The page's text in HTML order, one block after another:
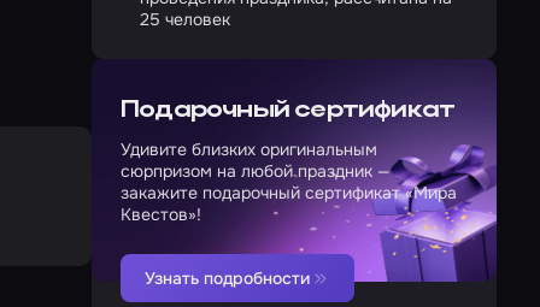
25 человек
Подарочный сертификат
Удивите близких оригинальным
сюрпризом на любой праздник —
закажите подарочный сертификат «Мира
Квестов»!
Узнать подробности